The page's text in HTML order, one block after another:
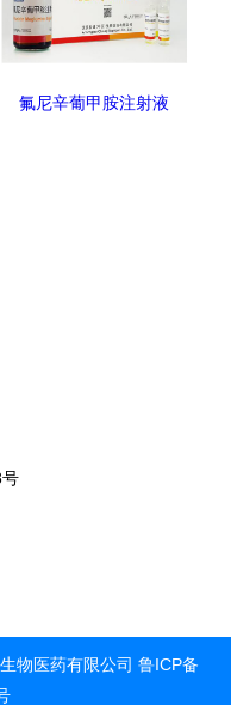
氟尼辛葡甲胺注射液
物医药有限公司 鲁ICP备